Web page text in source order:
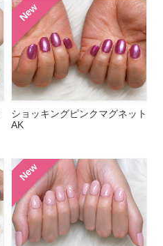
New
ショッキングピンクマグネット
AK
New